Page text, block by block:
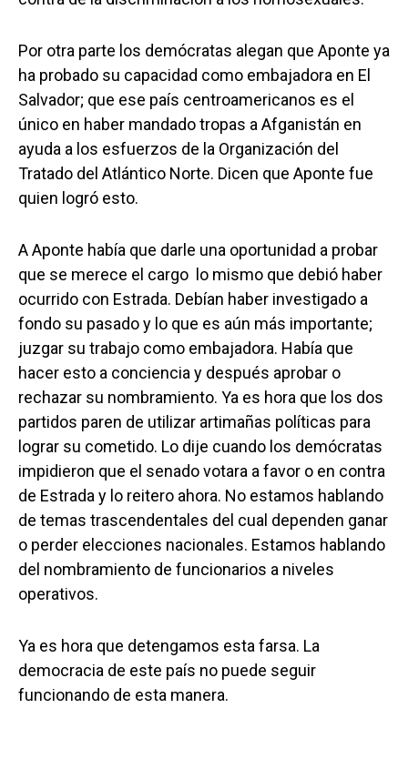
Por otra parte los demócratas alegan que Aponte ya
ha probado su capacidad como embajadora en El
Salvador; que ese país centroamericanos es el
único en haber mandado tropas a Afganistán en
ayuda a los esfuerzos de la Organización del
Tratado del Atlántico Norte. Dicen que Aponte fue
quien logró esto.
A Aponte había que darle una oportunidad a probar
que se merece el cargo  lo mismo que debió haber
ocurrido con Estrada. Debían haber investigado a
fondo su pasado y lo que es aún más importante;
juzgar su trabajo como embajadora. Había que
hacer esto a conciencia y después aprobar o
rechazar su nombramiento. Ya es hora que los dos
partidos paren de utilizar artimañas políticas para
lograr su cometido. Lo dije cuando los demócratas
impidieron que el senado votara a favor o en contra
de Estrada y lo reitero ahora. No estamos hablando
de temas trascendentales del cual dependen ganar
o perder elecciones nacionales. Estamos hablando
del nombramiento de funcionarios a niveles
operativos.
Ya es hora que detengamos esta farsa. La
democracia de este país no puede seguir
funcionando de esta manera.